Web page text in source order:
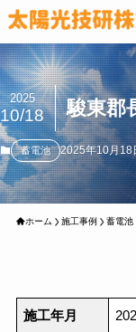
駿東郡
2025
10/18
蓄電池 2025年10月18
ホーム 施工事例 蓄電池
施工年月